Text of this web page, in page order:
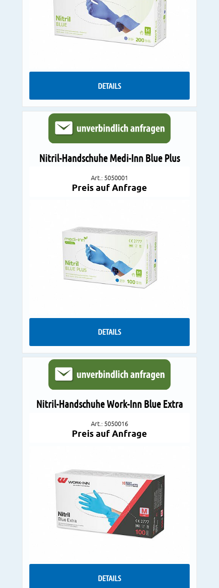
DETAILS
Nitril-Handschuhe Medi-Inn Blue Plus
Art.: 5050001
Preis auf Anfrage
DETAILS
Nitril-Handschuhe Work-Inn Blue Extra
Art.: 5050016
Preis auf Anfrage
DETAILS